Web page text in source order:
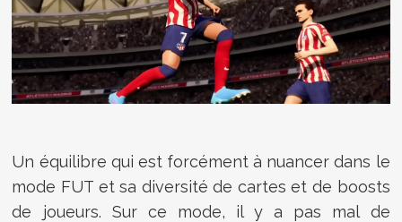
Un équilibre qui est forcément à nuancer dans le
mode FUT et sa diversité de cartes et de boosts
de joueurs. Sur ce mode, il y a pas mal de